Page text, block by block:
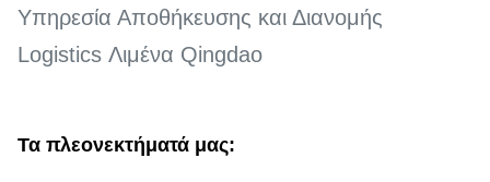
Υπηρεσία Αποθήκευσης και Διανομής
Logistics Λιμένα Qingdao
Τα πλεονεκτήματά μας: